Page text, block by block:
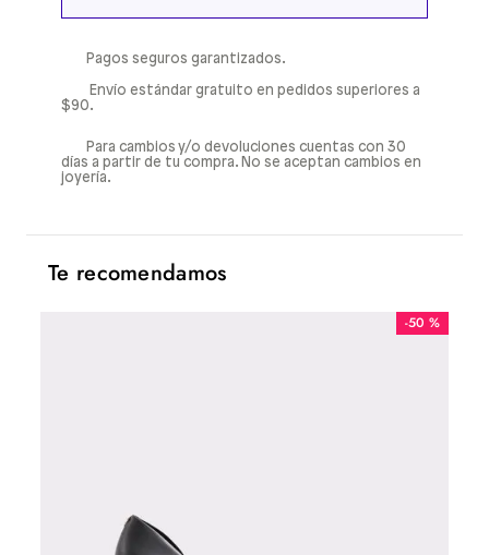
Pagos seguros garantizados.
Envío estándar gratuito en pedidos superiores a
$90.
Para cambios y/o devoluciones cuentas con 30
días a partir de tu compra. No se aceptan cambios en
joyería.
Te recomendamos
-50 %